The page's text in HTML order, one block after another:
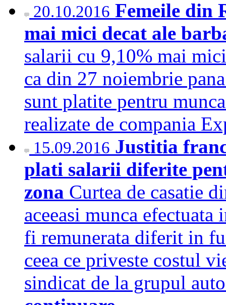
20.10.2016 Femeile din
mai mici decat ale
salarii cu 9,10% mai
ca din 27 noiembrie
sunt platite pentru
realizate de compania
15.09.2016 Justitia
plati salarii diferite
zona Curtea de casatie
aceeasi munca
fi remunerata diferit in
ceea ce priveste costul
sindicat de la grupul